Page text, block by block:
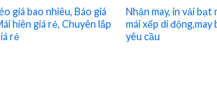
giá bao nhiêu, Báo giá
hiên giá rẻ, Chuyên lắp
rẻ
Nhận may, in vải bạt
mái xếp di
yêu cầu